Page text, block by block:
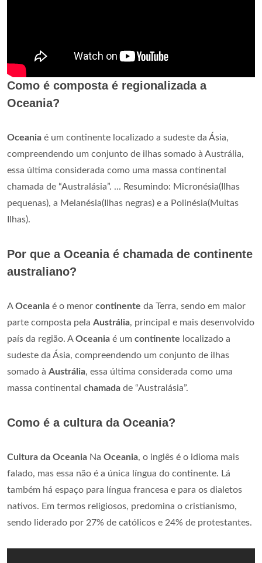
Como é composta é regionalizada a
Oceania?
Oceania é um continente localizado a sudeste da Ásia,
compreendendo um conjunto de ilhas somado à Austrália,
essa última considerada como uma massa continental
chamada de “Australásia”. ... Resumindo: Micronésia(Ilhas
pequenas), a Melanésia(Ilhas negras) e a Polinésia(Muitas
Ilhas).
Por que a Oceania é chamada de continente
australiano?
AOceania é o menor continente da Terra, sendo em maior
parte composta pela Austrália, principal e mais desenvolvido
país da região. AOceania é um continente localizado a
sudeste da Ásia, compreendendo um conjunto de ilhas
somado à Austrália, essa última considerada como uma
massa continental chamada de “Australásia”.
Como é a cultura da Oceania?
Cultura da Oceania Na Oceania, o inglês é o idioma mais
falado, mas essa não é a única língua do continente. Lá
também há espaço para língua francesa e para os dialetos
nativos. Em termos religiosos, predomina o cristianismo,
sendo liderado por 27% de católicos e 24% de protestantes.